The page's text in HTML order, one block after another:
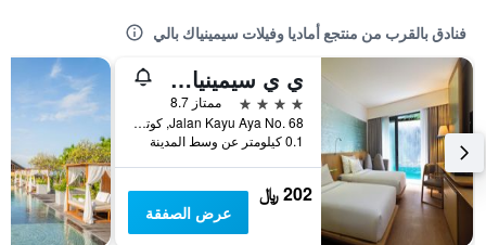
فنادق بالقرب من منتجع أماديا وفيلات سيمينياك بالي
ٕي ي سيمينياك باي ليفستيليريتريتس
4 نجوم
ممتاز 8.7
Jalan Kayu Aya No. 68, كوتا, إندونيسيا
0.1 كيلومتر عن وسط المدينة
202 ﷼
عرض الصفقة